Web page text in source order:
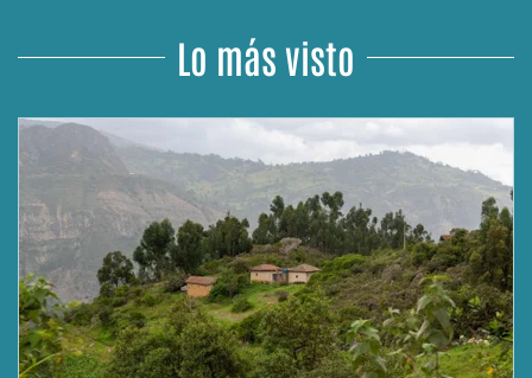
Lo más visto